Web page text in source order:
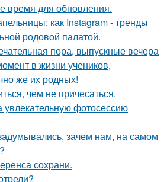
время для обновления.
как Instagram - тренды
родовой палатой.
пора, выпускные вечера
в жизни учеников,
же их родных!
чем не причесаться.
увлекательную фотосессию
зачем нам, на самом
сохрани.